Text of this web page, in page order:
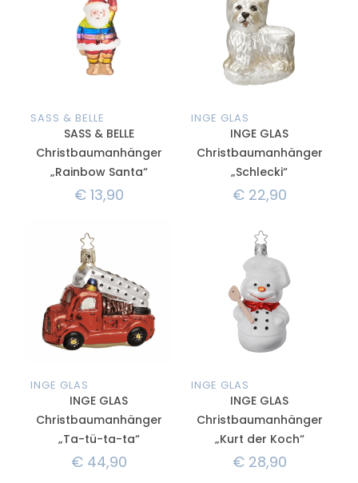
SASS & BELLE
SASS & BELLE
Christbaumanhänger
„Rainbow Santa“
€13,90
INGE GLAS
INGE GLAS
Christbaumanhänger
„Schlecki“
€22,90
INGE GLAS
INGE GLAS
Christbaumanhänger
„Ta-tü-ta-ta“
€44,90
INGE GLAS
INGE GLAS
Christbaumanhänger
„Kurt der Koch“
€28,90